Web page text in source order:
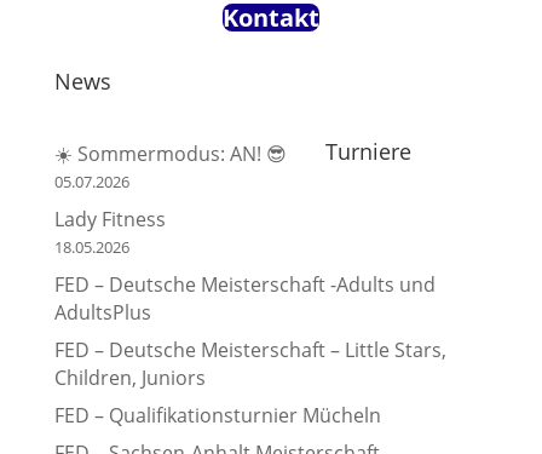
Kontakt
News
☀️ Sommermodus: AN! 😎
05.07.2026
Lady Fitness
18.05.2026
Turniere
FED – Deutsche Meisterschaft -Adults und
AdultsPlus
FED – Deutsche Meisterschaft – Little Stars,
Children, Juniors
FED – Qualifikationsturnier Mücheln